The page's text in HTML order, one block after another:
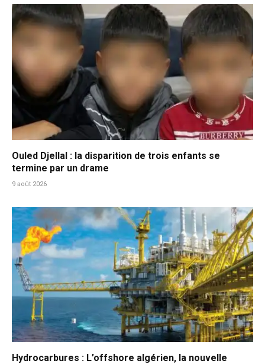
Ouled Djellal : la disparition de trois enfants se
termine par un drame
9 août 2026
Hydrocarbures : L’offshore algérien, la nouvelle